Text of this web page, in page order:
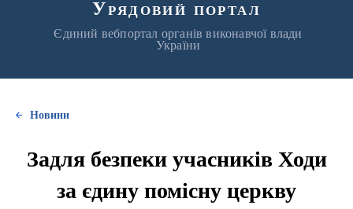
Урядовий портал
Єдиний вебпортал органів виконавчої влади
України
Новини
Задля безпеки учасників Ходи
за єдину помісну церкву